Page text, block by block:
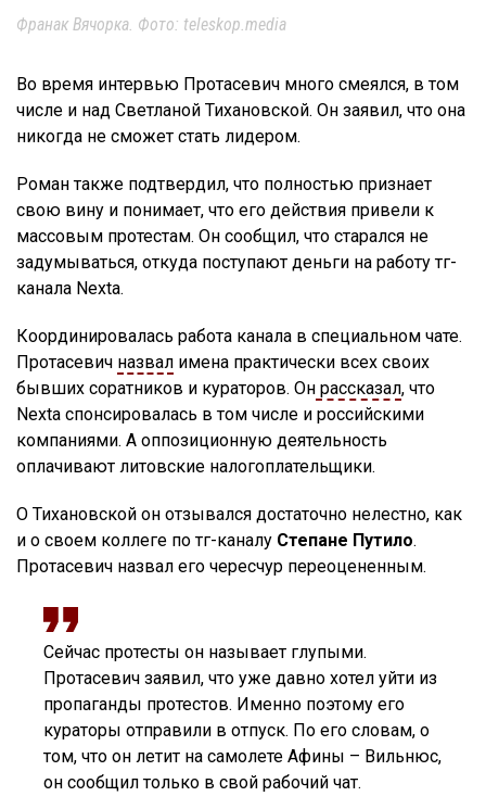
Франак Вячорка. Фото: teleskop.media
Во время интервью Протасевич много смеялся, в том
числе и над Светланой Тихановской. Он заявил, что она
никогда не сможет стать лидером.
Роман также подтвердил, что полностью признает
свою вину и понимает, что его действия привели к
массовым протестам. Он сообщил, что старался не
задумываться, откуда поступают деньги на работу тг-
канала Nexta.
Координировалась работа канала в специальном чате.
Протасевич назвал имена практически всех своих
бывших соратников и кураторов. Он рассказал, что
Nexta спонсировалась в том числе и российскими
компаниями. А оппозиционную деятельность
оплачивают литовские налогоплательщики.
О Тихановской он отзывался достаточно нелестно, как
и о своем коллеге по тг-каналу Степане Путило.
Протасевич назвал его чересчур переоцененным.
Сейчас протесты он называет глупыми.
Протасевич заявил, что уже давно хотел уйти из
пропаганды протестов. Именно поэтому его
кураторы отправили в отпуск. По его словам, о
том, что он летит на самолете Афины – Вильнюс,
он сообщил только в свой рабочий чат.